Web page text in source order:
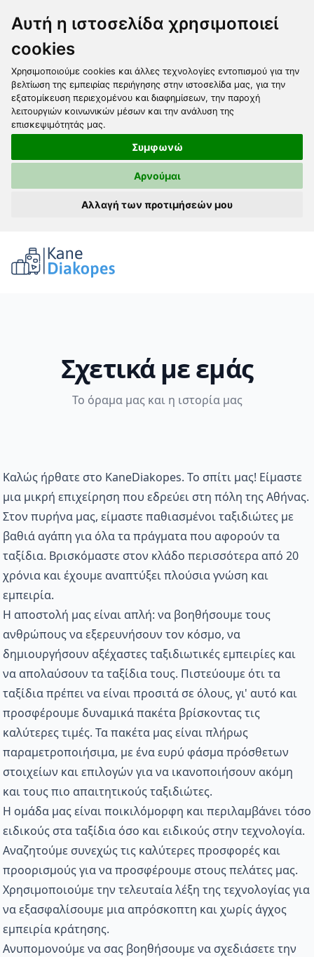
Αυτή η ιστοσελίδα χρησιμοποιεί
cookies
Χρησιμοποιούμε cookies και άλλες τεχνολογίες εντοπισμού για την
βελτίωση της εμπειρίας περιήγησης στην ιστοσελίδα μας, για την
εξατομίκευση περιεχομένου και διαφημίσεων, την παροχή
λειτουργιών κοινωνικών μέσων και την ανάλυση της
επισκεψιμότητάς μας.
Συμφωνώ
Αρνούμαι
Αλλαγή των προτιμήσεών μου
Σχετικά με εμάς
Το όραμα μας και η ιστορία μας
Καλώς ήρθατε στο KaneDiakopes. Το σπίτι μας! Είμαστε
μια μικρή επιχείρηση που εδρεύει στη πόλη της Αθήνας.
Στον πυρήνα μας, είμαστε παθιασμένοι ταξιδιώτες με
βαθιά αγάπη για όλα τα πράγματα που αφορούν τα
ταξίδια. Βρισκόμαστε στον κλάδο περισσότερα από 20
χρόνια και έχουμε αναπτύξει πλούσια γνώση και
εμπειρία.
Η αποστολή μας είναι απλή: να βοηθήσουμε τους
ανθρώπους να εξερευνήσουν τον κόσμο, να
δημιουργήσουν αξέχαστες ταξιδιωτικές εμπειρίες και
να απολαύσουν τα ταξίδια τους. Πιστεύουμε ότι τα
ταξίδια πρέπει να είναι προσιτά σε όλους, γι' αυτό και
προσφέρουμε δυναμικά πακέτα βρίσκοντας τις
καλύτερες τιμές. Τα πακέτα μας είναι πλήρως
παραμετροποιήσιμα, με ένα ευρύ φάσμα πρόσθετων
στοιχείων και επιλογών για να ικανοποιήσουν ακόμη
και τους πιο απαιτητικούς ταξιδιώτες.
Η ομάδα μας είναι ποικιλόμορφη και περιλαμβάνει τόσο
ειδικούς στα ταξίδια όσο και ειδικούς στην τεχνολογία.
Αναζητούμε συνεχώς τις καλύτερες προσφορές και
προορισμούς για να προσφέρουμε στους πελάτες μας.
Χρησιμοποιούμε την τελευταία λέξη της τεχνολογίας για
να εξασφαλίσουμε μια απρόσκοπτη και χωρίς άγχος
εμπειρία κράτησης.
Ανυπομονούμε να σας βοηθήσουμε να σχεδιάσετε την